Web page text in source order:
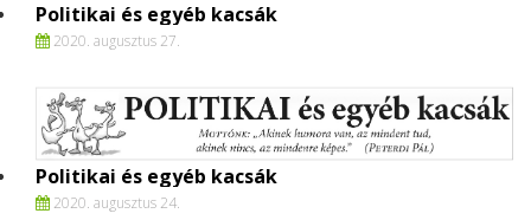
Politikai és egyéb kacsák
2020. augusztus 27.
Politikai és egyéb kacsák
2020. augusztus 24.